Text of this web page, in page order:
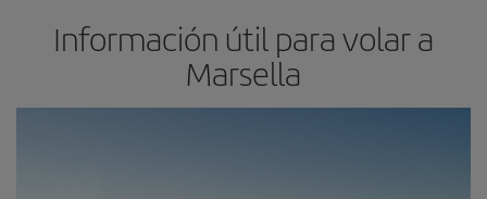
Información útil para volar a
Marsella